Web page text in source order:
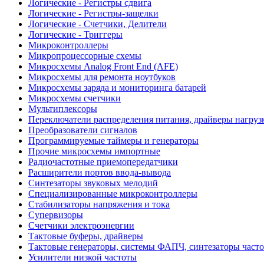
Логические - Регистры сдвига
Логические - Регистры-защелки
Логические - Счетчики, Делители
Логические - Триггеры
Микроконтроллеры
Микропроцессорные схемы
Микросхемы Analog Front End (AFE)
Микросхемы для ремонта ноутбуков
Микросхемы заряда и мониторинга батарей
Микросхемы счетчики
Мультиплексоры
Переключатели распределения питания, драйверы
Преобразователи сигналов
Программируемые таймеры и генераторы
Прочие микросхемы импортные
Радиочастотные приемопередатчики
Расширители портов ввода-вывода
Синтезаторы звуковых мелодий
Специализированные микроконтроллеры
Стабилизаторы напряжения и тока
Супервизоры
Счетчики электроэнергии
Тактовые буферы, драйверы
Тактовые генераторы, системы ФАПЧ, синтезаторы
Усилители низкой частоты